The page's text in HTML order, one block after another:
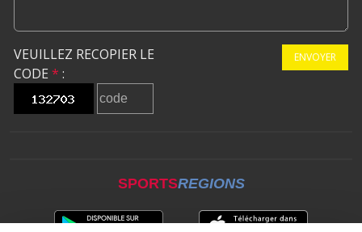
VEUILLEZ RECOPIER LE
CODE * :
ENVOYER
SPORTSREGIONS